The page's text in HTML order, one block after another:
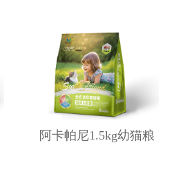
阿卡帕尼1.5kg幼猫粮